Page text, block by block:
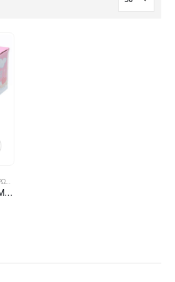
Ceramic Rainbow Unicorn Mug